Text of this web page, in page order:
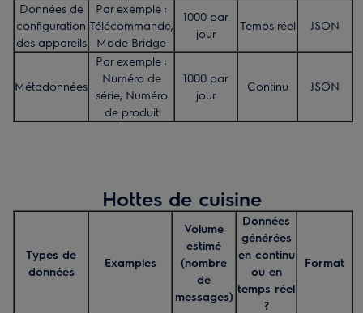
Données de
configuration
des appareils
Par exemple :
Télécommande,
Mode Bridge
1000 par
jour
Temps réel JSON
Métadonnées
Par exemple :
Numéro de
série, Numéro
de produit
1000 par
jour
Continu JSON
Hottes de cuisine
Types de
données
Examples
Volume
estimé
(nombre
de
messages)
Données
générées
en continu
ou en
temps réel
?
Format